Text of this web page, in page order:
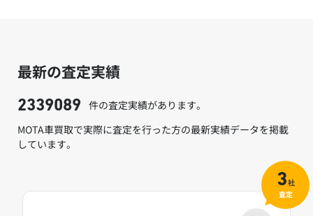
最新の査定実績
2339089 件の査定実績があります。
MOTA車買取で実際に査定を行った方の最新実績データを掲載
しています。
3社
査定